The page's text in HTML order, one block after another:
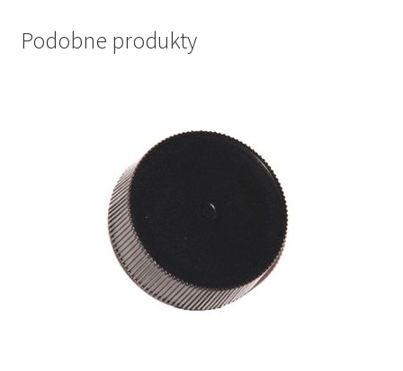
Podobne produkty